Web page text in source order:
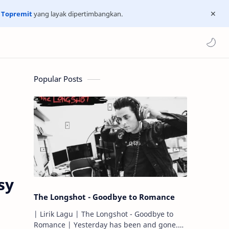
Topremityang layak dipertimbangkan.
Popular Posts
The Longshot - Goodbye to Romance
| Lirik Lagu | The Longshot - Goodbye to
Romance | Yesterday has been and gone.